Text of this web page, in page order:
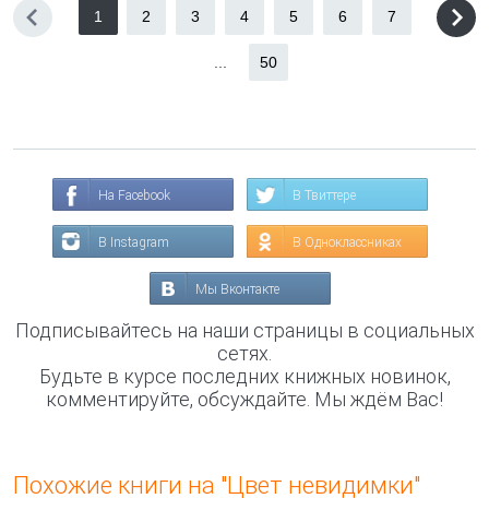
1 2 3 4 5 6 7
50
На Facebook В Твиттере
В Instagram В Одноклассниках
Мы Вконтакте
Подписывайтесь на наши страницы в социальных
сетях.
Будьте в курсе последних книжных новинок,
комментируйте, обсуждайте. Мы ждём Вас!
Похожие книги на "Цвет невидимки"